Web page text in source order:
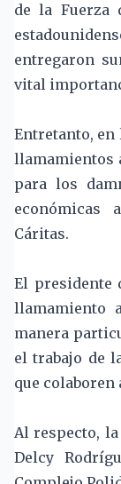
de la Fuerza
entregaron
vital
Entretanto,
llamamientos
para los
económicas
Cáritas.
El presidente
llamamiento
manera
el trabajo de
que colaboren
Al respecto, la
Delcy